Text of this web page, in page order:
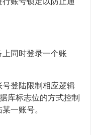
同时登录一个账
登陆限制相应逻辑
库标志位的方式控制
一账号。